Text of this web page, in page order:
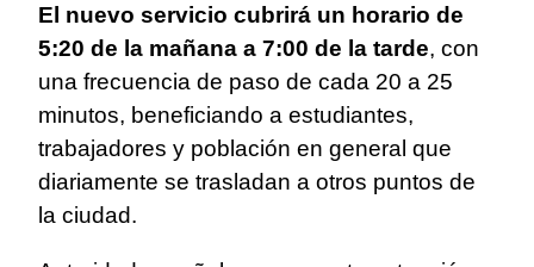
El nuevo servicio cubrirá un horario de
5:20 de la mañana a 7:00 de la tarde, con
una frecuencia de paso de cada 20 a 25
minutos, beneficiando a estudiantes,
trabajadores y población en general que
diariamente se trasladan a otros puntos de
la ciudad.